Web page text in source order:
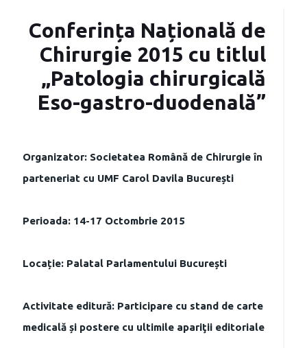
Conferința Națională de
Chirurgie 2015 cu titlul
„Patologia chirurgicală
Eso-gastro-duodenală”
Organizator: Societatea Română de Chirurgie în
parteneriat cu UMF Carol Davila București
Perioada: 14-17 Octombrie 2015
Locație: Palatal Parlamentului București
Activitate editură: Participare cu stand de carte
medicală și postere cu ultimile apariţii editoriale